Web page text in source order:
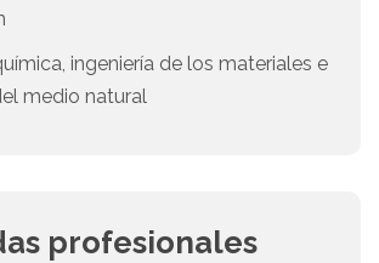
ingeniería de los materiales e
medio natural
profesionales